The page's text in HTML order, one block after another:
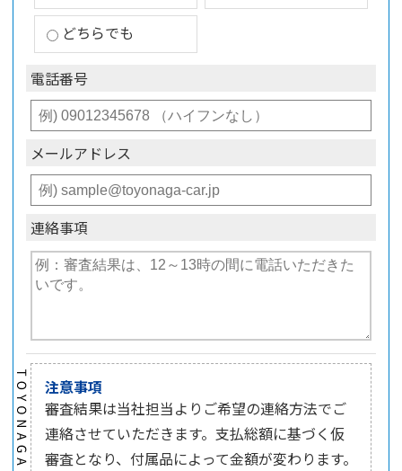
どちらでも
電話番号
メールアドレス
連絡事項
注意事項
審査結果は当社担当よりご希望の連絡方法でご
連絡させていただきます。支払総額に基づく仮
審査となり、付属品によって金額が変わります。